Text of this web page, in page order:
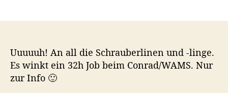
r
s
a
u
r
s
d
ü
h
Uuuuuh! An all die Schrauberlinen und -linge.
Es winkt ein 32h Job beim Conrad/WAMS. Nur
zur Info 🙂